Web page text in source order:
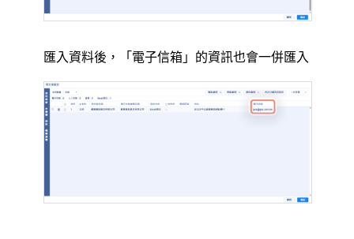
匯入資料後，「電子信箱」的資訊也會一併匯入